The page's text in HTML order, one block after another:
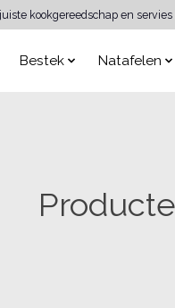
kookgereedschap en
Bestek Natafelen